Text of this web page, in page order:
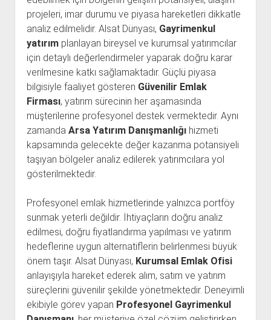
projeleri, imar durumu ve piyasa hareketleri dikkatle
analiz edilmelidir. Alsat Dünyası, Gayrimenkul
yatırımplanlayan bireysel ve kurumsal yatırımcılar
için detaylı değerlendirmeler yaparak doğru karar
verilmesine katkı sağlamaktadır. Güçlü piyasa
bilgisiyle faaliyet gösteren Güvenilir Emlak
Firması, yatırım sürecinin her aşamasında
müşterilerine profesyonel destek vermektedir. Aynı
zamanda Arsa Yatırım Danışmanlığıhizmeti
kapsamında gelecekte değer kazanma potansiyeli
taşıyan bölgeler analiz edilerek yatırımcılara yol
gösterilmektedir.
Profesyonel emlak hizmetlerinde yalnızca portföy
sunmak yeterli değildir. İhtiyaçların doğru analiz
edilmesi, doğru fiyatlandırma yapılması ve yatırım
hedeflerine uygun alternatiflerin belirlenmesi büyük
önem taşır. Alsat Dünyası, Kurumsal Emlak Ofisi
anlayışıyla hareket ederek alım, satım ve yatırım
süreçlerini güvenilir şekilde yönetmektedir. Deneyimli
ekibiyle görev yapan Profesyonel Gayrimenkul